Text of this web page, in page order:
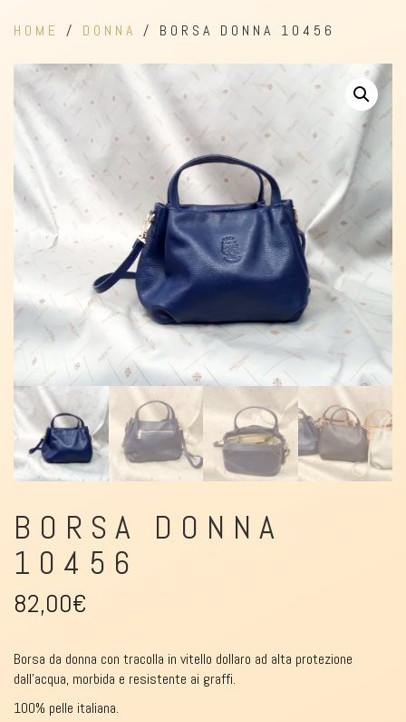
HOME / DONNA / BORSA DONNA 10456
BORSA DONNA
10456
82,00€
Borsa da donna con tracolla in vitello dollaro ad alta protezione
dall’acqua, morbida e resistente ai graffi.
100% pelle italiana.